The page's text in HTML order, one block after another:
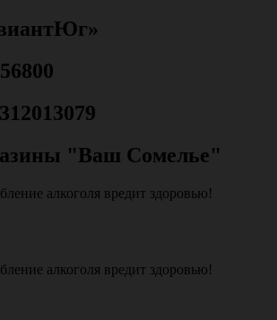
"Ваш Сомелье"
алкоголя вредит здоровью!
алкоголя вредит здоровью!